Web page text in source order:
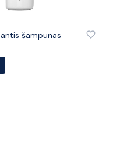
šampūnas